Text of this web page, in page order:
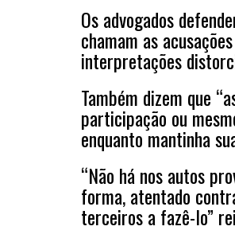
Os advogados
chamam as
interpretações
Também dizem que
participação ou
enquanto mantinha
“Não há nos autos
forma, atentado
terceiros a fazê-lo”